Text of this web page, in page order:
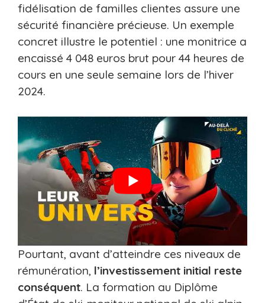
fidélisation de familles clientes assure une
sécurité financière précieuse. Un exemple
concret illustre le potentiel : une monitrice a
encaissé 4 048 euros brut pour 44 heures de
cours en une seule semaine lors de l’hiver
2024.
Pourtant, avant d’atteindre ces niveaux de
rémunération, l’investissement initial reste
conséquent. La formation au Diplôme